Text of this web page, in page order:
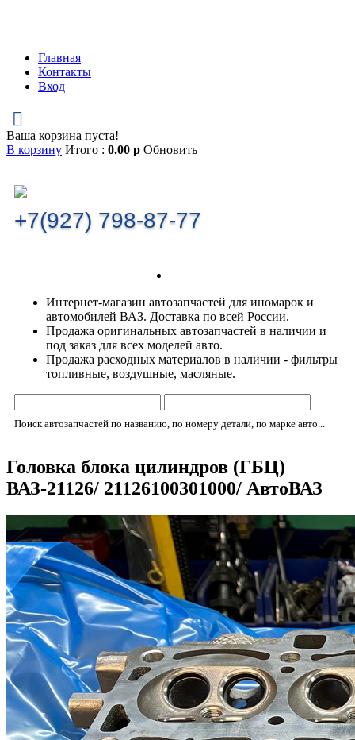
Главная
Контакты
Вход
Ваша корзина пуста!
В корзину Итого : 0.00 р Обновить
+7(927) 798-87-77
Интернет-магазин автозапчастей для иномарок и
автомобилей ВАЗ. Доставка по всей России.
Продажа оригинальных автозапчастей в наличии и
под заказ для всех моделей авто.
Продажа расходных материалов в наличии - фильтры
топливные, воздушные, масляные.
Поиск автозапчастей по названию, по номеру детали, по марке авто...
Головка блока цилиндров (ГБЦ)
ВАЗ-21126/ 21126100301000/ АвтоВАЗ